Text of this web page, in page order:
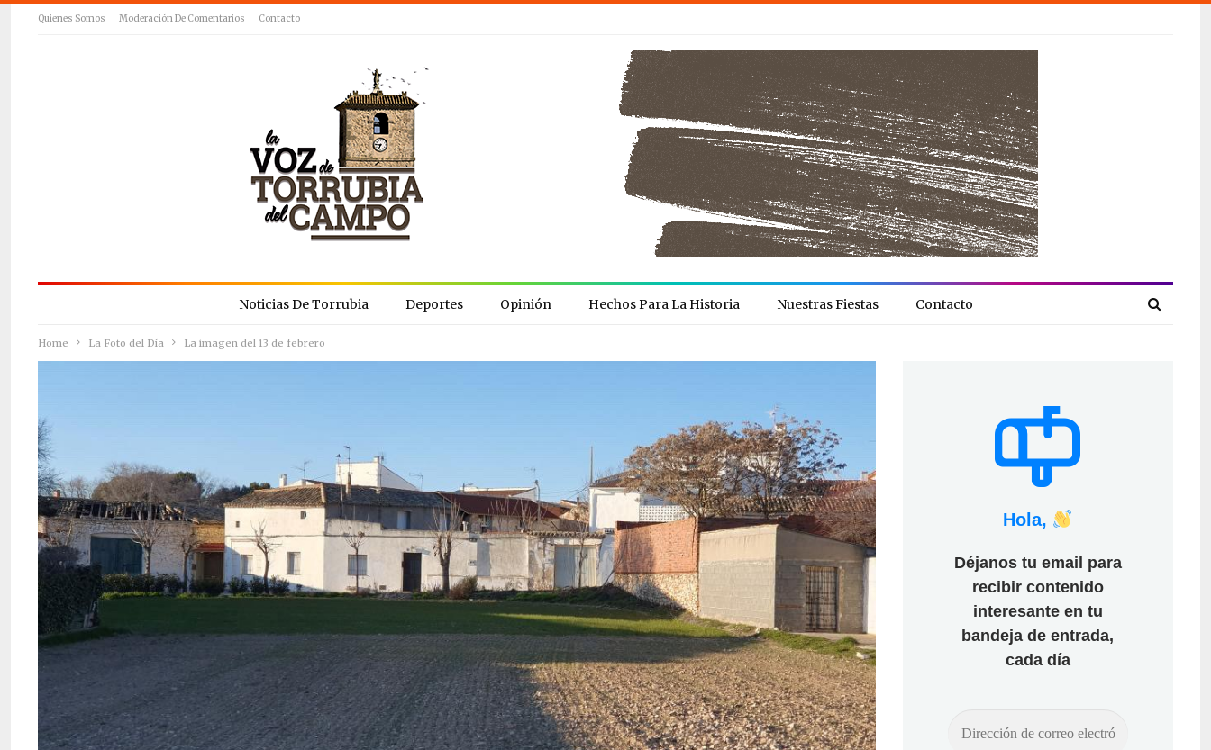
Quienes Somos Moderación De Comentarios Contacto
Noticias De Torrubia Deportes Opinión Hechos Para La Historia Nuestras Fiestas Contacto
Home La Foto del Día La imagen del 13 de febrero
Hola,
Déjanos tu email para
recibir contenido
interesante en tu
bandeja de entrada,
cada día